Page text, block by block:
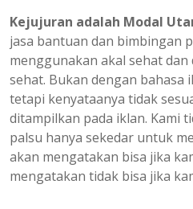
Kejujuran adalah Modal
jasa bantuan dan bimbingan
menggunakan akal sehat
sehat. Bukan dengan bahasa
tetapi kenyataanya tidak
ditampilkan pada iklan. Kami
palsu hanya sekedar untuk
akan mengatakan bisa jika
mengatakan tidak bisa jika